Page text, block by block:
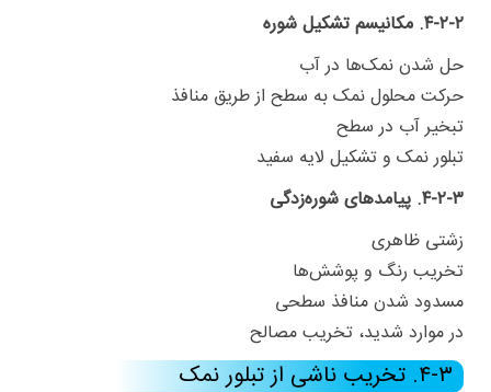
۴-۲-۲. مکانیسم تشکیل شوره
حل شدن نمک‌ها در آب
حرکت محلول نمک به سطح از طریق منافذ
تبخیر آب در سطح
تبلور نمک و تشکیل لایه سفید
۴-۲-۳. پیامدهای شوره‌زدگی
زشتی ظاهری
تخریب رنگ و پوشش‌ها
مسدود شدن منافذ سطحی
در موارد شدید، تخریب مصالح
۴-۳. تخریب ناشی از تبلور نمک